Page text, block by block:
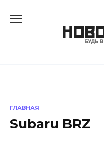
ГЛАВНАЯ
Subaru BRZ